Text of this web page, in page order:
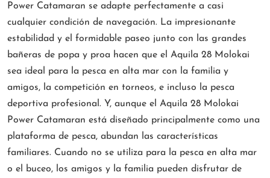
Power Catamaran se adapte perfectamente a casi
cualquier condición de navegación. La impresionante
estabilidad y el formidable paseo junto con las grandes
bañeras de popa y proa hacen que el Aquila 28 Molokai
sea ideal para la pesca en alta mar con la familia y
amigos, la competición en torneos, e incluso la pesca
deportiva profesional. Y, aunque el Aquila 28 Molokai
Power Catamaran está diseñado principalmente como una
plataforma de pesca, abundan las características
familiares. Cuando no se utiliza para la pesca en alta mar
o el buceo, los amigos y la familia pueden disfrutar de